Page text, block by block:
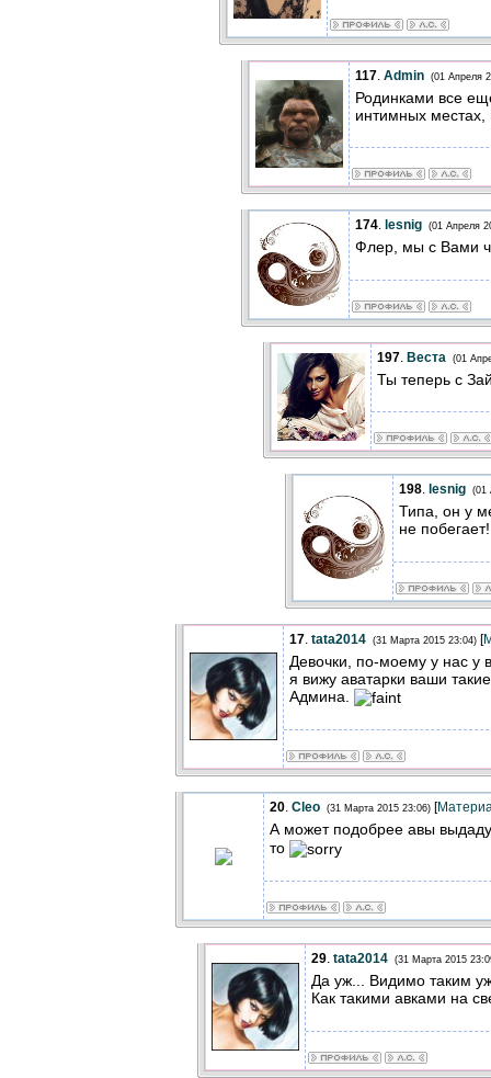
117. Admin (01 Апреля
Родинками все
интимных
174. lesnig (01 Апреля
Флер, мы с Вами
197. Веста (01
Ты теперь с
198. lesnig (01
Типа, он у
не
17. tata2014 (31 Марта 2015 23:04) [
Девочки, по-моему у нас у
я вижу аватарки ваши
Админа.
20. Cleo (31 Марта 2015 23:06) [
А может подобрее авы
то
29. tata2014 (31 Марта 2015
Да уж... Видимо таким
Как такими авками на